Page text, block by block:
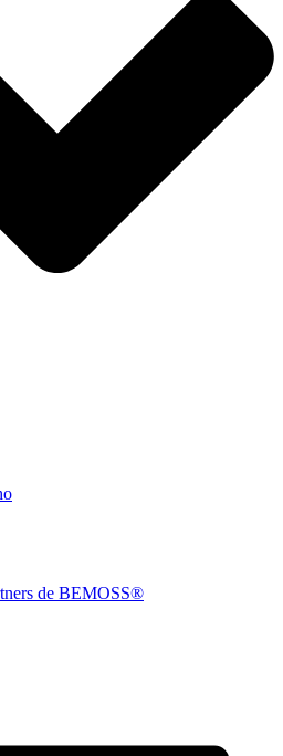
de BEMOSS®